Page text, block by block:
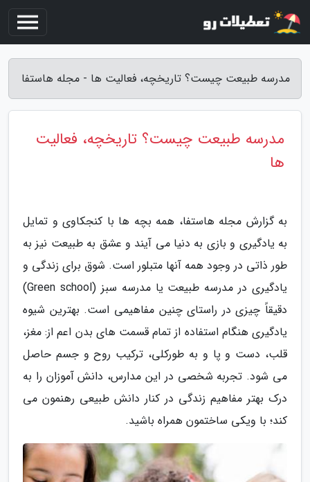
مدرسه طبیعت چیست؟ تاریخچه، فعالیت ها - مجله هاستفا
مدرسه طبیعت چیست؟ تاریخچه، فعالیت
ها
به گزارش مجله هاستفا، همه بچه ها با کنجکاوی و تمایل
به یادگیری و بازی به دنیا می آیند و عشق به طبیعت نیز به
طور ذاتی در وجود همه آنها متبلور است. شوق برای زندگی و
یادگیری در مدرسه طبیعت یا مدرسه سبز (Green school)
دقیقاً چیزی در راستای چنین مفاهیمی است. بهترین شیوه
یادگیری هنگام استفاده از تمام قسمت های بدن اعم از: مغز،
قلب، دست و پا و به طورکلی، ترکیب روح و جسم حاصل
می شود. تجربه شخصی در این مدارس، دانش آموزان را به
درک بهتر مفاهیم زندگی در کنار دانش طبیعی رهنمون می
کند؛ با ویکی ساختمون همراه باشید.